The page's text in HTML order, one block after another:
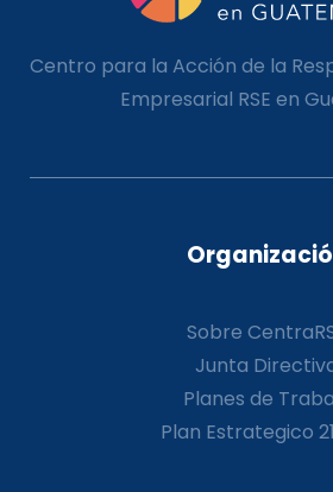
Centro para la Acción de la
Empresarial RSE en
Sobre
Junta
Planes de
Plan Estrategico